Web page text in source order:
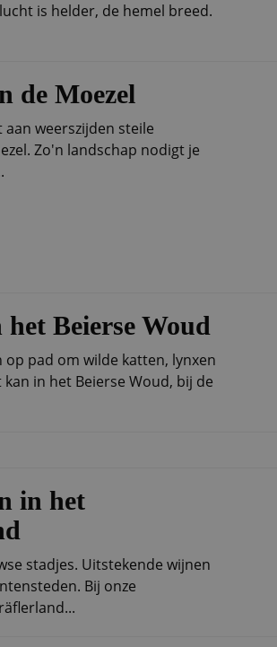
is helder, de hemel breed.
de Moezel
weerszijden steile
Zo'n landschap nodigt je
Beierse Woud
pad om wilde katten, lynxen
in het Beierse Woud, bij de
in het
stadjes. Uitstekende wijnen
Bij onze